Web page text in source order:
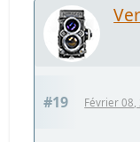
#19 Février 08,